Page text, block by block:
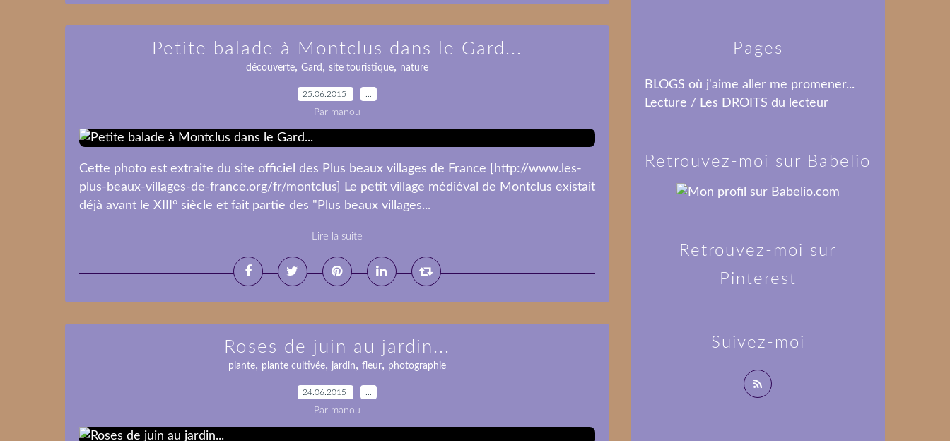
Petite balade à Montclus dans le Gard...
découverte, Gard , site touristique, nature
25.06.2015
Par manou
Cette photo est extraite du site officiel des Plus beaux villages de France [http://www.les-
plus-beaux-villages-de-france.org/fr/montclus] Le petit village médiéval de Montclus existait
déjà avant le XIII° siècle et fait partie des "Plus beaux villages...
Lire la suite
Roses de juin au jardin...
plante, plante cultivée, jardin, fleur, photographie
24.06.2015
Par manou
Pages
BLOGS où j'aime aller me promener...
Lecture / Les DROITS du lecteur
Suivez-moi
Retrouvez-moi sur Babelio
Retrouvez-moi sur
Pinterest